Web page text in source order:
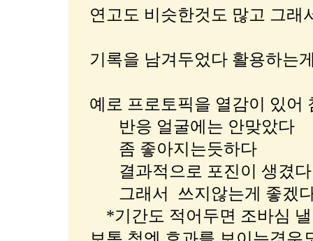
연고도 비슷한것도 많고 그래
기록을 남겨두었다 활용하는
예로 프로토픽을 열감이 있어
반응 얼굴에는 안맞았다
좀 좋아지는듯하다
결과적으로 포진이 생겼다
그래서 쓰지않는게 좋겠
*기간도 적어두면 조바심